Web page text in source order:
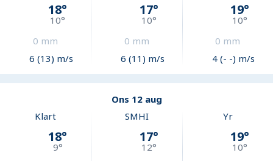
18°
10°
0 mm
6 (13) m/s
17°
10°
0 mm
6 (11) m/s
19°
10°
0 mm
4 (- -) m/s
Ons 12 aug
Klart
18°
9°
SMHI
17°
12°
Yr
19°
10°